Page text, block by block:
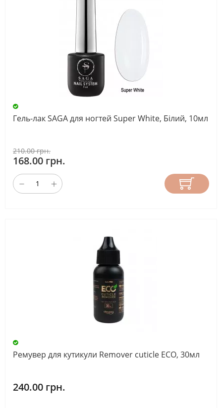
Гель-лак SAGA для ногтей Super White, Білий, 10мл
210.00 грн.
168.00 грн.
Ремувер для кутикули Remover cuticle ECO, 30мл
240.00 грн.